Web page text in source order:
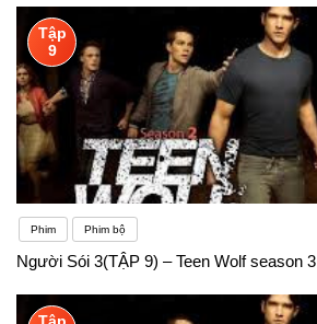
Tập
9
Phim Phim bộ
Người Sói 3(TẬP 9) – Teen Wolf season
Tập